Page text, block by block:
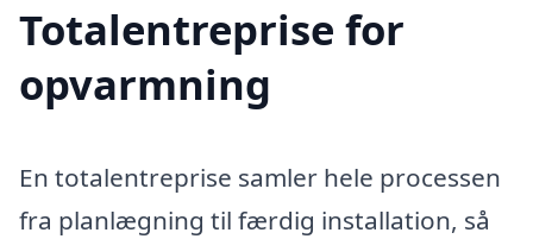
Totalentreprise for
opvarmning
En totalentreprise samler hele processen
fra planlægning til færdig installation, så